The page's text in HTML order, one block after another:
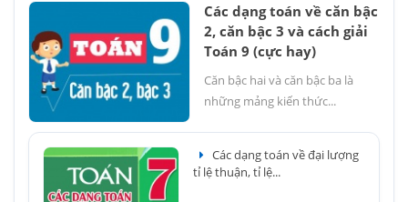
Các dạng toán về căn bậc
2, căn bậc 3 và cách giải
Toán 9 (cực hay)
Căn bậc hai và căn bậc ba là
những mảng kiến thức...
Các dạng toán về đại lượng
tỉ lệ thuận, tỉ lệ...